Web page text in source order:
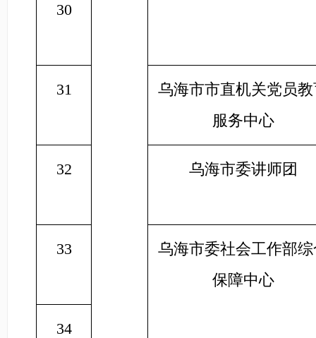
30
31
乌海市市直机关党员
服务中心
32 乌海市委讲师团
33
乌海市委社会工作部
保障中心
34